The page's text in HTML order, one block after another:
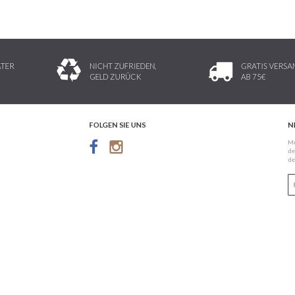
NICHT ZUFRIEDEN,
GELD ZURÜCK
GRATIS
AB 75€
FOLGEN SIE UNS